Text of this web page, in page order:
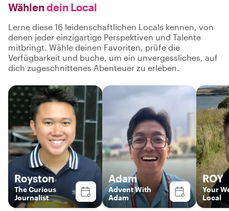
Wählen dein Local
Lerne diese 16 leidenschaftlichen Locals kennen, von
denen jeder einzigartige Perspektiven und Talente
mitbringt. Wähle deinen Favoriten, prüfe die
Verfügbarkeit und buche, um ein unvergessliches, auf
dich zugeschnittenes Abenteuer zu erleben.
Royston
The Curious
Journalist
Adam
Advent With
Adam
ROY
Your
Local